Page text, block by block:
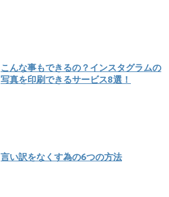
こんな事もできるの？インスタグラムの
写真を印刷できるサービス8選！
言い訳をなくす為の6つの方法